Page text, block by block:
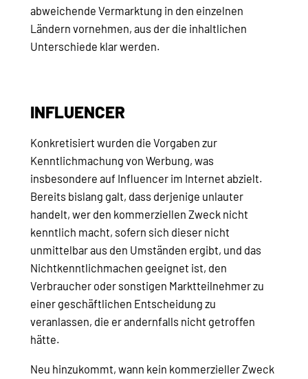
abweichende Vermarktung in den einzelnen
Ländern vornehmen, aus der die inhaltlichen
Unterschiede klar werden.
INFLUENCER
Konkretisiert wurden die Vorgaben zur
Kenntlichmachung von Werbung, was
insbesondere auf Influencer im Internet abzielt.
Bereits bislang galt, dass derjenige unlauter
handelt, wer den kommerziellen Zweck nicht
kenntlich macht, sofern sich dieser nicht
unmittelbar aus den Umständen ergibt, und das
Nichtkenntlichmachen geeignet ist, den
Verbraucher oder sonstigen Marktteilnehmer zu
einer geschäftlichen Entscheidung zu
veranlassen, die er andernfalls nicht getroffen
hätte.
Neu hinzukommt, wann kein kommerzieller Zweck